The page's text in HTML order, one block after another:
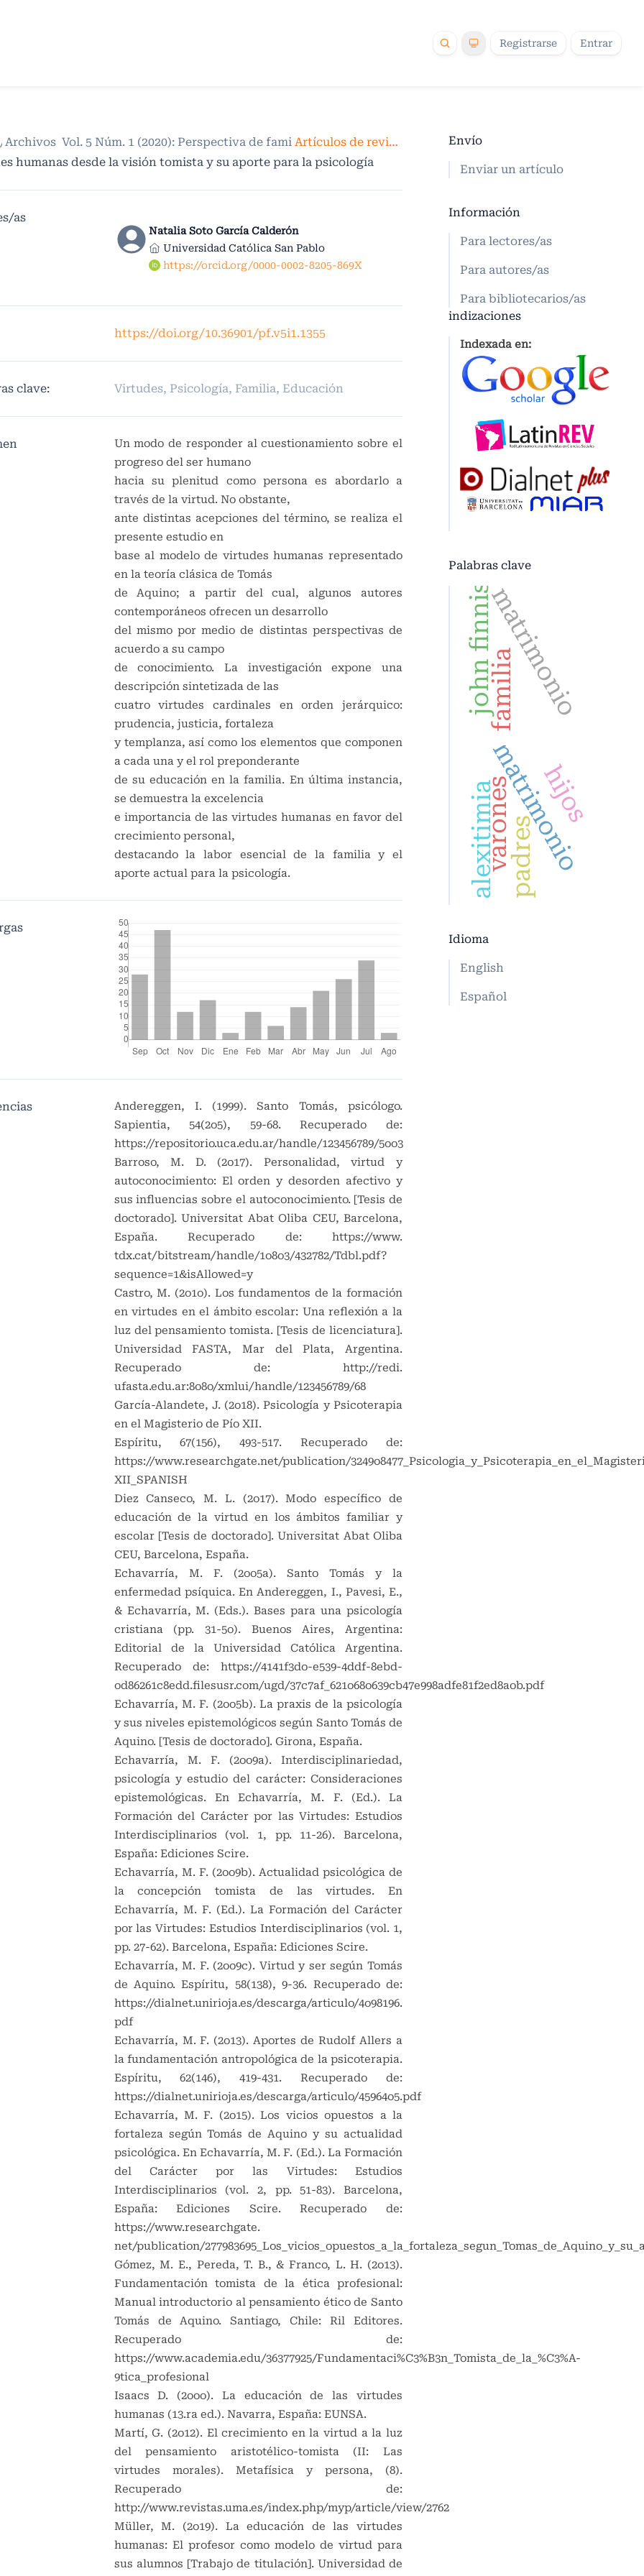
Registrarse Entrar
/ Archivos /Vol. 5 Núm. 1 (2020): Perspectiva de familia /
Artículos de revisión
humanas desde la visión tomista y su aporte para la psicología
as
Natalia Soto García Calderón
Universidad Católica San Pablo
https://orcid.org/0000-0002-8205-869X
https://doi.org/10.36901/pf.v5i1.1355
clave: Virtudes, Psicología, Familia, Educación
Un modo de responder al cuestionamiento sobre el
progreso del ser humano
hacia su plenitud como persona es abordarlo a
través de la virtud. No obstante,
ante distintas acepciones del término, se realiza el
presente estudio en
base al modelo de virtudes humanas representado
en la teoría clásica de Tomás
de Aquino; a partir del cual, algunos autores
contemporáneos ofrecen un desarrollo
del mismo por medio de distintas perspectivas de
acuerdo a su campo
de conocimiento. La investigación expone una
descripción sintetizada de las
cuatro virtudes cardinales en orden jerárquico:
prudencia, justicia, fortaleza
y templanza, así como los elementos que componen
a cada una y el rol preponderante
de su educación en la familia. En última instancia,
se demuestra la excelencia
e importancia de las virtudes humanas en favor del
crecimiento personal,
destacando la labor esencial de la familia y el
aporte actual para la psicología.
Andereggen, I. (1999). Santo Tomás, psicólogo.
Sapientia, 54(2o5), 59-68. Recuperado de:
https://repositorio.uca.edu.ar/handle/123456789/5oo3
Barroso, M. D. (2o17). Personalidad, virtud y
autoconocimiento: El orden y desorden afectivo y
sus influencias sobre el autoconocimiento. [Tesis de
doctorado]. Universitat Abat Oliba CEU, Barcelona,
España. Recuperado de: https://www.
tdx.cat/bitstream/handle/1o8o3/432782/Tdbl.pdf?
sequence=1&isAllowed=y
Castro, M. (2o1o). Los fundamentos de la formación
en virtudes en el ámbito escolar: Una reflexión a la
luz del pensamiento tomista. [Tesis de licenciatura].
Universidad FASTA, Mar del Plata, Argentina.
Recuperado de: http://redi.
ufasta.edu.ar:8o8o/xmlui/handle/123456789/68
García-Alandete, J. (2o18). Psicología y Psicoterapia
en el Magisterio de Pío XII.
Espíritu, 67(156), 493-517. Recuperado de:
https://www.researchgate.net/publication/
XII_SPANISH
Diez Canseco, M. L. (2o17). Modo específico de
educación de la virtud en los ámbitos familiar y
escolar [Tesis de doctorado]. Universitat Abat Oliba
CEU, Barcelona, España.
Echavarría, M. F. (2oo5a). Santo Tomás y la
enfermedad psíquica. En Andereggen, I., Pavesi, E.,
& Echavarría, M. (Eds.). Bases para una psicología
cristiana (pp. 31-5o). Buenos Aires, Argentina:
Editorial de la Universidad Católica Argentina.
Recuperado de: https://4141f3do-e539-4ddf-8ebd-
od86261c8edd.filesusr.com/ugd/37c7af_621o68o639cb47e998adfe81f2ed8aob.pdf
Echavarría, M. F. (2oo5b). La praxis de la psicología
y sus niveles epistemológicos según Santo Tomás de
Aquino. [Tesis de doctorado]. Girona, España.
Echavarría, M. F. (2oo9a). Interdisciplinariedad,
psicología y estudio del carácter: Consideraciones
epistemológicas. En Echavarría, M. F. (Ed.). La
Formación del Carácter por las Virtudes: Estudios
Interdisciplinarios (vol. 1, pp. 11-26). Barcelona,
España: Ediciones Scire.
Echavarría, M. F. (2oo9b). Actualidad psicológica de
la concepción tomista de las virtudes. En
Echavarría, M. F. (Ed.). La Formación del Carácter
por las Virtudes: Estudios Interdisciplinarios (vol. 1,
pp. 27-62). Barcelona, España: Ediciones Scire.
Echavarría, M. F. (2oo9c). Virtud y ser según Tomás
de Aquino. Espíritu, 58(138), 9-36. Recuperado de:
https://dialnet.unirioja.es/descarga/articulo/4o98196.
pdf
Echavarría, M. F. (2o13). Aportes de Rudolf Allers a
la fundamentación antropológica de la psicoterapia.
Espíritu, 62(146), 419-431. Recuperado de:
https://dialnet.unirioja.es/descarga/articulo/45964o5.pdf
Echavarría, M. F. (2o15). Los vicios opuestos a la
fortaleza según Tomás de Aquino y su actualidad
psicológica. En Echavarría, M. F. (Ed.). La Formación
del Carácter por las Virtudes: Estudios
Interdisciplinarios (vol. 2, pp. 51-83). Barcelona,
España: Ediciones Scire. Recuperado de:
https://www.researchgate.
net/publication/
Gómez, M. E., Pereda, T. B., & Franco, L. H. (2o13).
Fundamentación tomista de la ética profesional:
Manual introductorio al pensamiento ético de Santo
Tomás de Aquino. Santiago, Chile: Ril Editores.
Recuperado de:
https://www.academia.edu/36377925/Fundamentaci%C3%B3n_Tomista_de_la_%C3%A-
9tica_profesional
Isaacs D. (2ooo). La educación de las virtudes
humanas (13.ra ed.). Navarra, España: EUNSA.
Martí, G. (2o12). El crecimiento en la virtud a la luz
del pensamiento aristotélico-tomista (II: Las
virtudes morales). Metafísica y persona, (8).
Recuperado de:
http://www.revistas.uma.es/index.php/myp/article/view/2762
Müller, M. (2o19). La educación de las virtudes
humanas: El profesor como modelo de virtud para
sus alumnos [Trabajo de titulación]. Universidad de
Envío
Enviar un artículo
Información
Para lectores/as
Para autores/as
Para bibliotecarios/as
indizaciones
Indexada en:
Palabras clave
matrimonio
john finnisfamilia
matrimonio
varones
alexitimiapadres
hijos
Idioma
English
Español